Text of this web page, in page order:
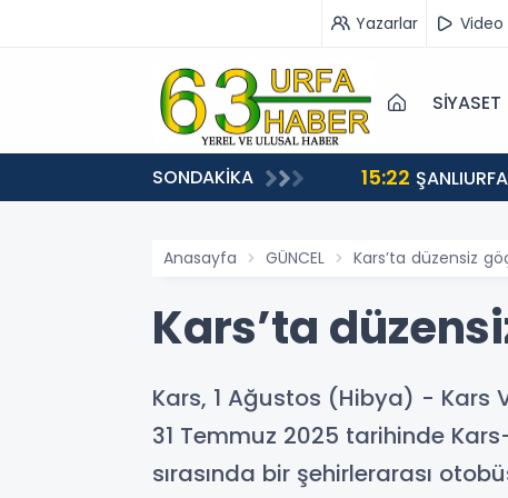
Yazarlar Video
SİYASET
SONDAKİKA
BAŞLADI 15:22
Anasayfa GÜNCEL Kars’ta düzensiz
Kars’ta
Kars, 1 Ağustos (Hibya) - Kars
31 Temmuz 2025 tarihinde
sırasında bir şehirlerarası